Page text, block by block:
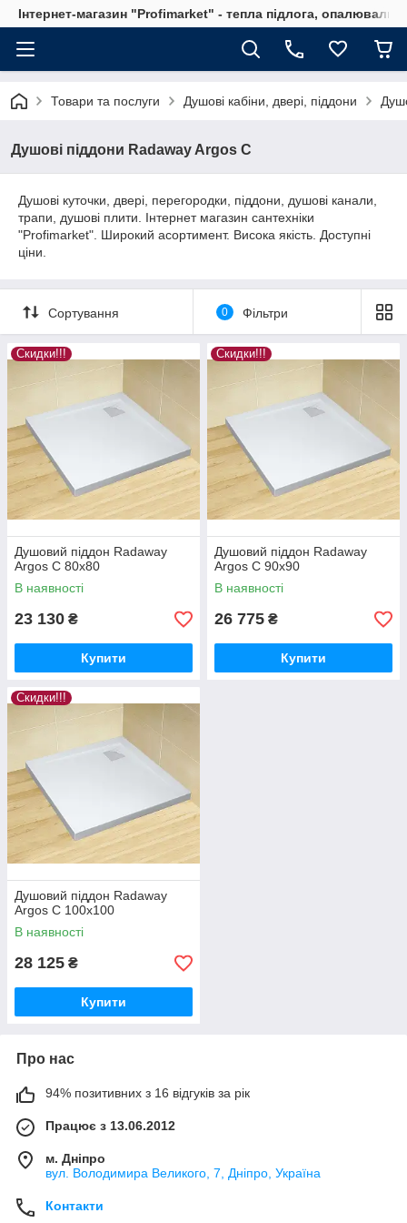
Інтернет-магазин "Profimarket" - тепла підлога,
Товари та послуги Душові кабіни, двері, піддони
Душові піддони Radaway Argos C
Душові куточки, двері, перегородки, піддони, душові канали,
трапи, душові плити. Інтернет магазин сантехніки
"Profimarket". Широкий асортимент. Висока якість. Доступні
ціни.
Сортування 0 Фільтри
Скидки!!!
Душовий піддон Radaway
Argos C 80x80
В наявності
23 130 ₴
Купити
Скидки!!!
Душовий піддон Radaway
Argos C 90x90
В наявності
26 775 ₴
Купити
Скидки!!!
Душовий піддон Radaway
Argos C 100x100
В наявності
28 125 ₴
Купити
Про нас
94% позитивних з 16 відгуків за рік
Працює з 13.06.2012
м. Дніпро
вул. Володимира Великого, 7, Дніпро, Україна
Контакти